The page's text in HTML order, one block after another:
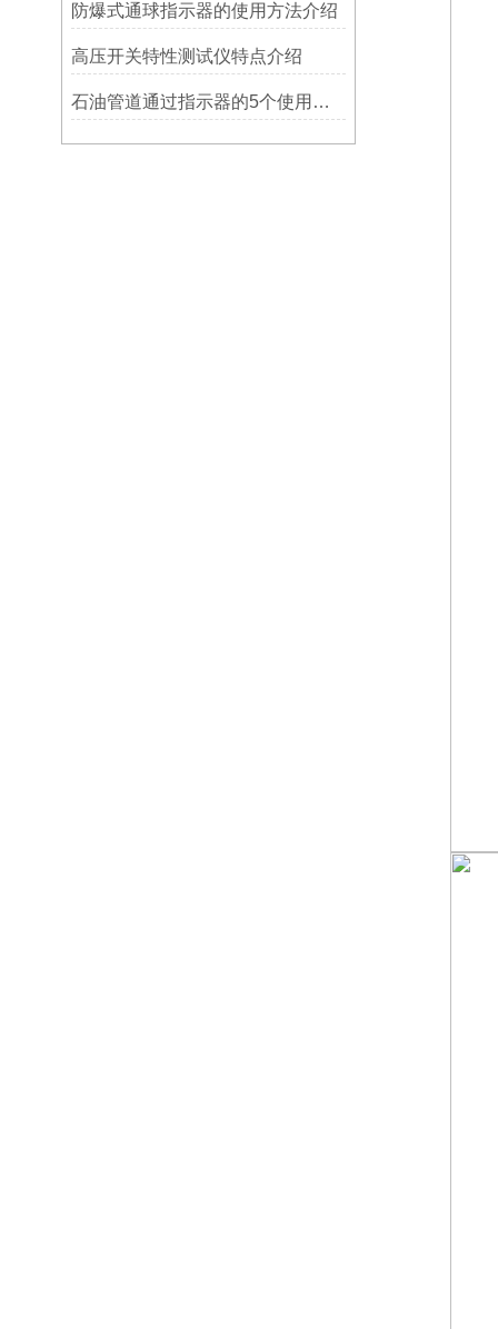
防爆式通球指示器的使用方法介绍
高压开关特性测试仪特点介绍
石油管道通过指示器的5个使用说明